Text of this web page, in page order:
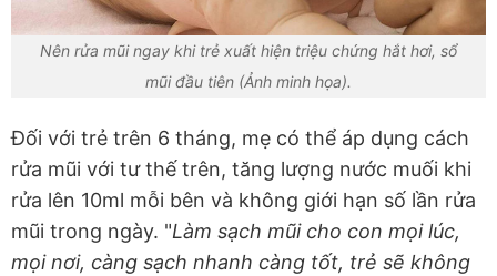
Nên rửa mũi ngay khi trẻ xuất hiện triệu chứng hắt hơi, sổ
mũi đầu tiên (Ảnh minh họa).
Đối với trẻ trên 6 tháng, mẹ có thể áp dụng cách
rửa mũi với tư thế trên, tăng lượng nước muối khi
rửa lên 10ml mỗi bên và không giới hạn số lần rửa
mũi trong ngày. "Làm sạch mũi cho con mọi lúc,
mọi nơi, càng sạch nhanh càng tốt, trẻ sẽ không